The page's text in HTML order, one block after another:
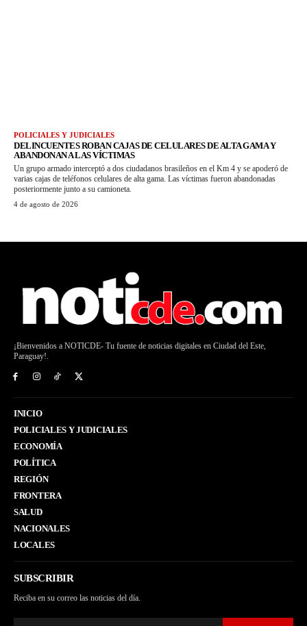
POLICIALES Y JUDICIALES
DELINCUENTES ROBAN CAJAS DE CELULARES DE ALTA GAMA Y
ABANDONAN A LAS VÍCTIMAS
Un grupo armado interceptó a dos ciudadanos brasileños en el Km 4 y se apoderó de
varias cajas de teléfonos celulares de alta gama. Las víctimas fueron abandonadas
posteriormente junto a su camioneta.
4 de agosto de 2026
¡Bienvenidos a NOTICDE- Tu fuente de noticias digitales en Ciudad del Este,
Paraguay!.
INICIO
POLICIALES Y JUDICIALES
ECONOMÍA
POLÍTICA
REGIÓN
FRONTERA
SALUD
NACIONALES
LOCALES
SUBSCRIBIR
Reciba en su correo las noticias del día.